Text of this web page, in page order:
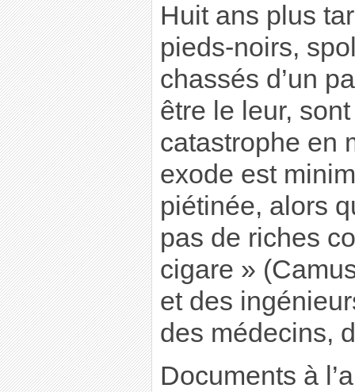
Huit ans plus
pieds-noirs,
chassés d’un
être le leur,
catastrophe en
exode est
piétinée, alors
pas de riches
cigare »
et des
des médecins,
Documents à